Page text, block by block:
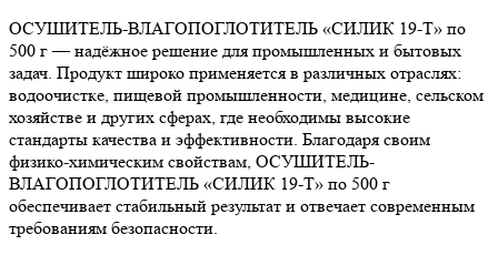
ОСУШИТЕЛЬ-ВЛАГОПОГЛОТИТЕЛЬ «СИЛИК 19-Т» по
500 г — надёжное решение для промышленных и бытовых
задач. Продукт широко применяется в различных отраслях:
водоочистке, пищевой промышленности, медицине, сельском
хозяйстве и других сферах, где необходимы высокие
стандарты качества и эффективности. Благодаря своим
физико-химическим свойствам, ОСУШИТЕЛЬ-
ВЛАГОПОГЛОТИТЕЛЬ «СИЛИК 19-Т» по 500 г
обеспечивает стабильный результат и отвечает современным
требованиям безопасности.